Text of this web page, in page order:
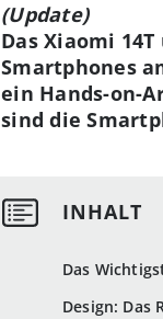
Das
Design: Das
(Update)
Das Xiaomi
Smartphones
ein Hands-on-
sind die